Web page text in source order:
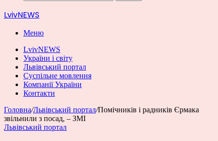
LvivNEWS
Меню
LvivNEWS
України і світу
Львівський портал
Суспільне мовлення
Компанії України
Контакти
Головна/Львівський портал/Помічників і радників Єрмака
звільнили з посад, – ЗМІ
Львівський портал